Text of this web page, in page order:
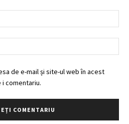
de e-mail și site-ul web în acest
comentariu.